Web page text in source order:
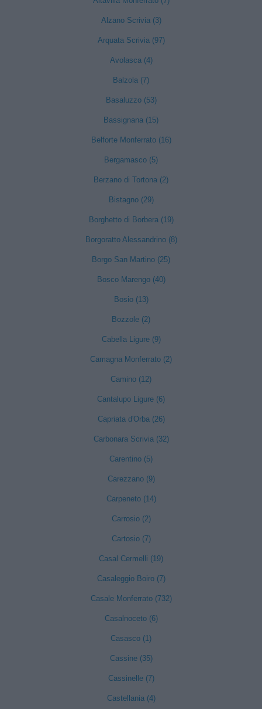
Alzano Scrivia (3)
Arquata Scrivia (97)
Avolasca (4)
Balzola (7)
Basaluzzo (53)
Bassignana (15)
Belforte Monferrato (16)
Bergamasco (5)
Berzano di Tortona (2)
Bistagno (29)
Borghetto di Borbera (19)
Borgoratto Alessandrino (8)
Borgo San Martino (25)
Bosco Marengo (40)
Bosio (13)
Bozzole (2)
Cabella Ligure (9)
Camagna Monferrato (2)
Camino (12)
Cantalupo Ligure (6)
Capriata d'Orba (26)
Carbonara Scrivia (32)
Carentino (5)
Carezzano (9)
Carpeneto (14)
Carrosio (2)
Cartosio (7)
Casal Cermelli (19)
Casaleggio Boiro (7)
Casale Monferrato (732)
Casalnoceto (6)
Casasco (1)
Cassine (35)
Cassinelle (7)
Castellania (4)